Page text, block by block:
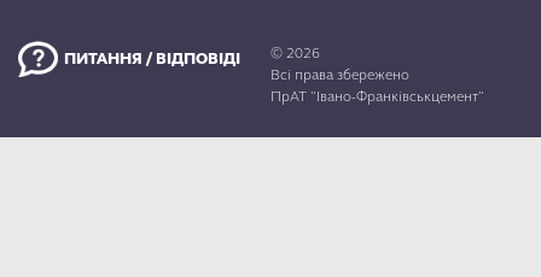
ПИТАННЯ / ВІДПОВІДІ
© 2026
Всі права збережено
ПрАТ "Івано-Франківськцемент"